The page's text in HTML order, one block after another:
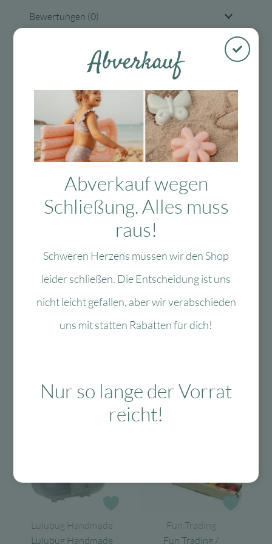
Bewertungen (0)
Kostenloser
Versand in D
Mit viel Liebe
ausgewählte &
Produkte
30 Tage Rückgaberecht
Das Passt dazu
Das könnte Dir auch
-40 %
Lulubug Handmade
Lulubug Handmade
Fun Trading
Fun Trading /
Abverkauf
Abverkauf wegen
Schließung. Alles muss
raus!
Schweren Herzens müssen wir den Shop
leider schließen. Die Entscheidung ist uns
nicht leicht gefallen, aber wir verabschieden
uns mit statten Rabatten für dich!
Nur so lange der Vorrat
reicht!